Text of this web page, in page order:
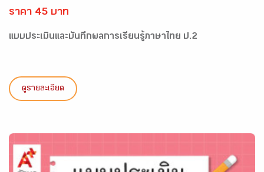
ราคา 45 บาท
แบบประเมินและบันทึกผลการเรียนรู้ภาษาไทย ป.2
ดูรายละเอียด